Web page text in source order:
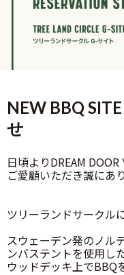
NEW BBQ
せ
日頃よりDREAM DOOR
ご愛顧いただき誠にあ
ツリーランドサークル
スウェーデン発のノル
ンバステントを使用し
ウッドデッキ上で